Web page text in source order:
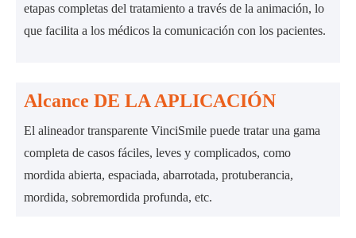
etapas completas del tratamiento a través de la animación, lo
que facilita a los médicos la comunicación con los pacientes.
Alcance DE LA APLICACIÓN
El alineador transparente VinciSmile puede tratar una gama
completa de casos fáciles, leves y complicados, como
mordida abierta, espaciada, abarrotada, protuberancia,
mordida, sobremordida profunda, etc.